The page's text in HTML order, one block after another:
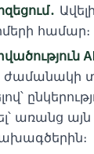
համար։
առանց